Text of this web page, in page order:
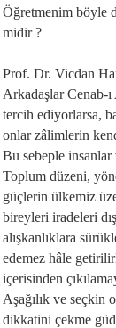
Öğretmenim böyle
midir ?
Prof. Dr. Vicdan
Arkadaşlar Cenab-
tercih ediyorlarsa,
onlar zâlimlerin
Bu sebeple
Toplum düzeni,
güçlerin ülkemiz
bireyleri iradeleri
alışkanlıklara
edemez hâle
içerisinden
Aşağılık ve seçkin
dikkatini çekme